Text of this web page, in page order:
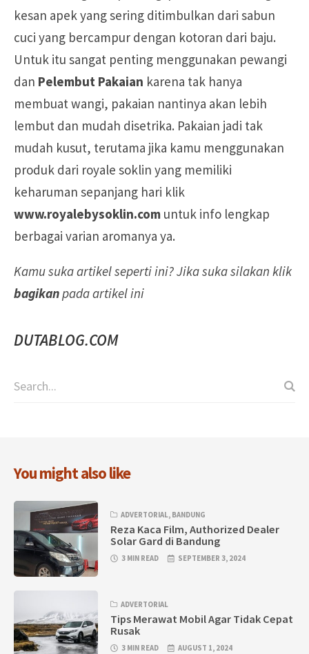
kesan apek yang sering ditimbulkan dari sabun
cuci yang bercampur dengan kotoran dari baju.
Untuk itu sangat penting menggunakan pewangi
dan Pelembut Pakaian karena tak hanya
membuat wangi, pakaian nantinya akan lebih
lembut dan mudah disetrika. Pakaian jadi tak
mudah kusut, terutama jika kamu menggunakan
produk dari royale soklin yang memiliki
keharuman sepanjang hari klik
www.royalebysoklin.com untuk info lengkap
berbagai varian aromanya ya.
Kamu suka artikel seperti ini? Jika suka silakan klik
bagikanpada artikel ini
DUTABLOG.COM
You might also like
ADVERTORIAL, BANDUNG
Reza Kaca Film, Authorized Dealer
Solar Gard di Bandung
3 MIN READ SEPTEMBER 3, 2024
ADVERTORIAL
Tips Merawat Mobil Agar Tidak Cepat
Rusak
3 MIN READ AUGUST 1, 2024